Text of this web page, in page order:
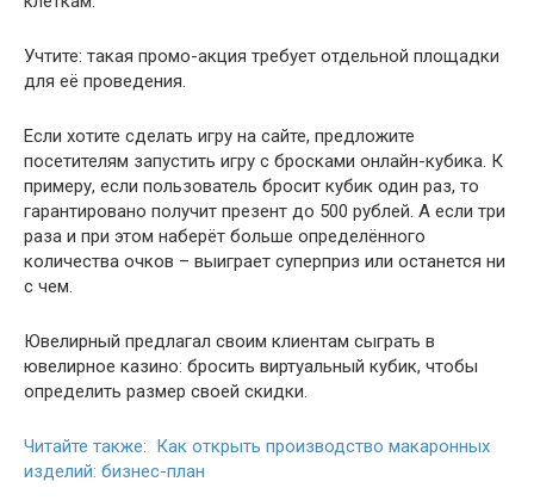
Учтите: такая промо-акция требует отдельной площадки
для её проведения.
Если хотите сделать игру на сайте, предложите
посетителям запустить игру с бросками онлайн-кубика. К
примеру, если пользователь бросит кубик один раз, то
гарантировано получит презент до 500 рублей. А если три
раза и при этом наберёт больше определённого
количества очков – выиграет суперприз или останется ни
с чем.
Ювелирный предлагал своим клиентам сыграть в
ювелирное казино: бросить виртуальный кубик, чтобы
определить размер своей скидки.
Читайте также: Как открыть производство макаронных
изделий: бизнес-план